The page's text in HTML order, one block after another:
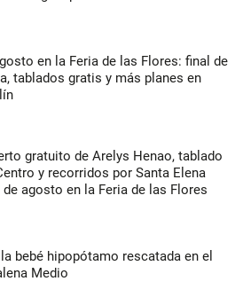
en la Feria de las Flores: final de
tablados gratis y más planes en
gratuito de Arelys Henao, tablado
y recorridos por Santa Elena
agosto en la Feria de las Flores
bebé hipopótamo rescatada en el
Medio